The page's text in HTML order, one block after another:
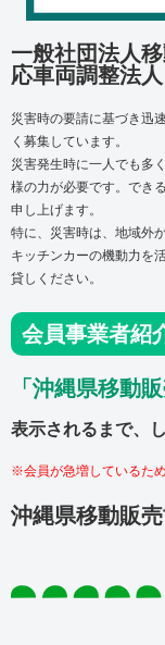
一般社団法人
応車両調整法人
災害時の要請に基づき迅
く募集しています。
災害発生時に一人でも多
様の力が必要です。 でき
申し上げます。
特に、災害時は、地域外
キッチンカーの機動力を
貸しください。
会員事業者紹
「沖縄県移動
表示されるまで、
※会員が急増しているた
沖縄県移動販